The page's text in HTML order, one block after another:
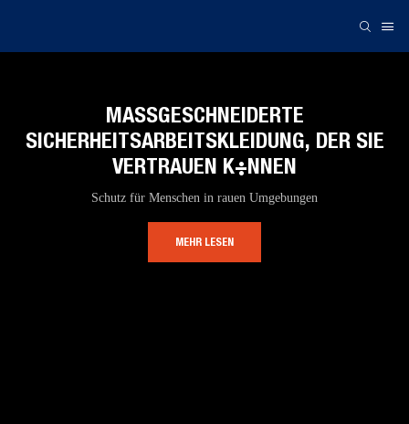
MASSGESCHNEIDERTE S
ICHERHEITSARBEITSKLEIDUNG, DER SIE V
ERTRAUEN KÖNNEN
Schutz für Menschen in rauen Umgebungen
MEHR LESEN